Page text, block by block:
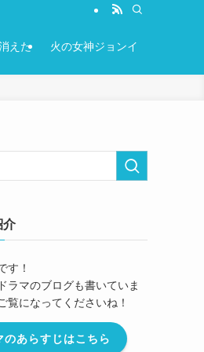
えた 火の女神ジョンイ
介
す！
ラマのブログも書いていま
覧になってくださいね！
のあらすじはこちら